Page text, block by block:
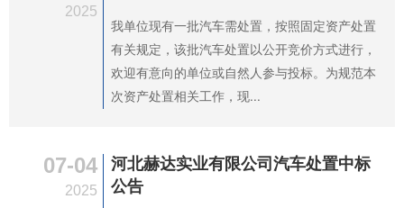
2025
我单位现有一批汽车需处置，按照固定资产处置
有关规定，该批汽车处置以公开竞价方式进行，
欢迎有意向的单位或自然人参与投标。为规范本
次资产处置相关工作，现...
07-04
2025
河北赫达实业有限公司汽车处置中标
公告